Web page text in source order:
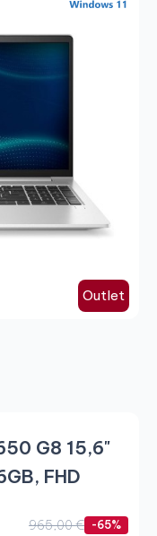
Outlet
G8 15,6"
FHD
965,00 € -65%